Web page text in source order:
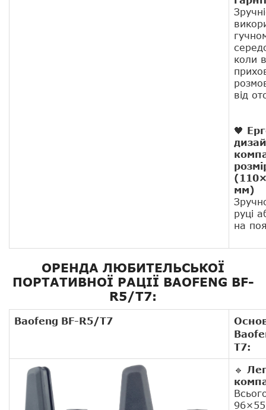
коли
від
🖤
мм)
руці
на
ОРЕНДА ЛЮБИТЕЛЬСЬКОЇ
ПОРТАТИВНОЇ РАЦІЇ BAOFENG BF-
R5/T7:
Baofeng BF-R5/T7
T7:
🔹